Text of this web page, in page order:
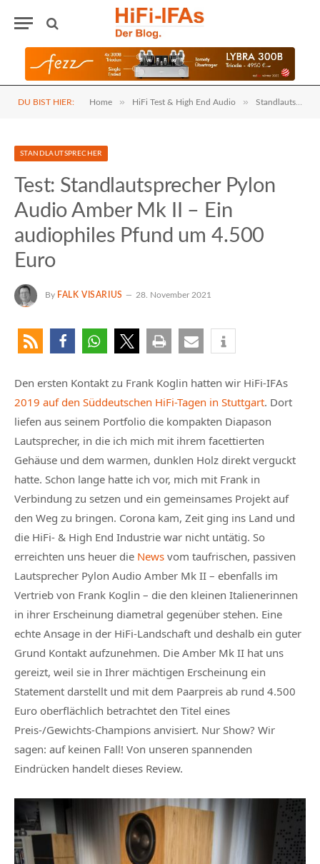
DU BIST HIER: Home » HiFi Test & High End Audio » Standlautsprecher
STANDLAUTSPRECHER
Test: Standlautsprecher Pylon
Audio Amber Mk II – Ein
audiophiles Pfund um 4.500
Euro
By FALK VISARIUS 28. November 2021
Den ersten Kontakt zu Frank Koglin hatten wir HiFi-IFAs
2019 auf den Süddeutschen HiFi-Tagen in Stuttgart. Dort
liefen aus seinem Portfolio die kompakten Diapason
Lautsprecher, in die ich mich mit ihrem facettierten
Gehäuse und dem warmen, dunklen Holz direkt verguckt
hatte. Schon lange hatte ich vor, mich mit Frank in
Verbindung zu setzen und ein gemeinsames Projekt auf
den Weg zu bringen. Corona kam, Zeit ging ins Land und
die HiFi- & High End Industrie war nicht untätig. So
erreichten uns heuer die News vom taufrischen, passiven
Lautsprecher Pylon Audio Amber Mk II – ebenfalls im
Vertrieb von Frank Koglin – die den kleinen Italienerinnen
in ihrer Erscheinung diametral gegenüber stehen. Eine
echte Ansage in der HiFi-Landschaft und deshalb ein guter
Grund Kontakt aufzunehmen. Die Amber Mk II hat uns
gereizt, weil sie in Ihrer mächtigen Erscheinung ein
Statement darstellt und mit dem Paarpreis ab rund 4.500
Euro oberflächlich betrachtet den Titel eines
Preis-/Gewichts-Champions anvisiert. Nur Show? Wir
sagen: auf keinen Fall! Von unseren spannenden
Eindrücken handelt dieses Review.